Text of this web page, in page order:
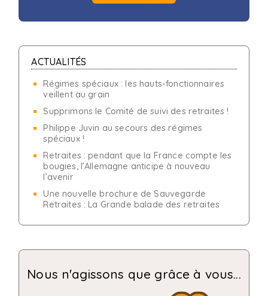
ACTUALITÉS
Régimes spéciaux : les hauts-fonctionnaires
veillent au grain
Supprimons le Comité de suivi des retraites !
Philippe Juvin au secours des régimes
spéciaux !
Retraites : pendant que la France compte les
bougies, l’Allemagne anticipe à nouveau
l’avenir
Une nouvelle brochure de Sauvegarde
Retraites : La Grande balade des retraites
Nous n'agissons que grâce à vous...